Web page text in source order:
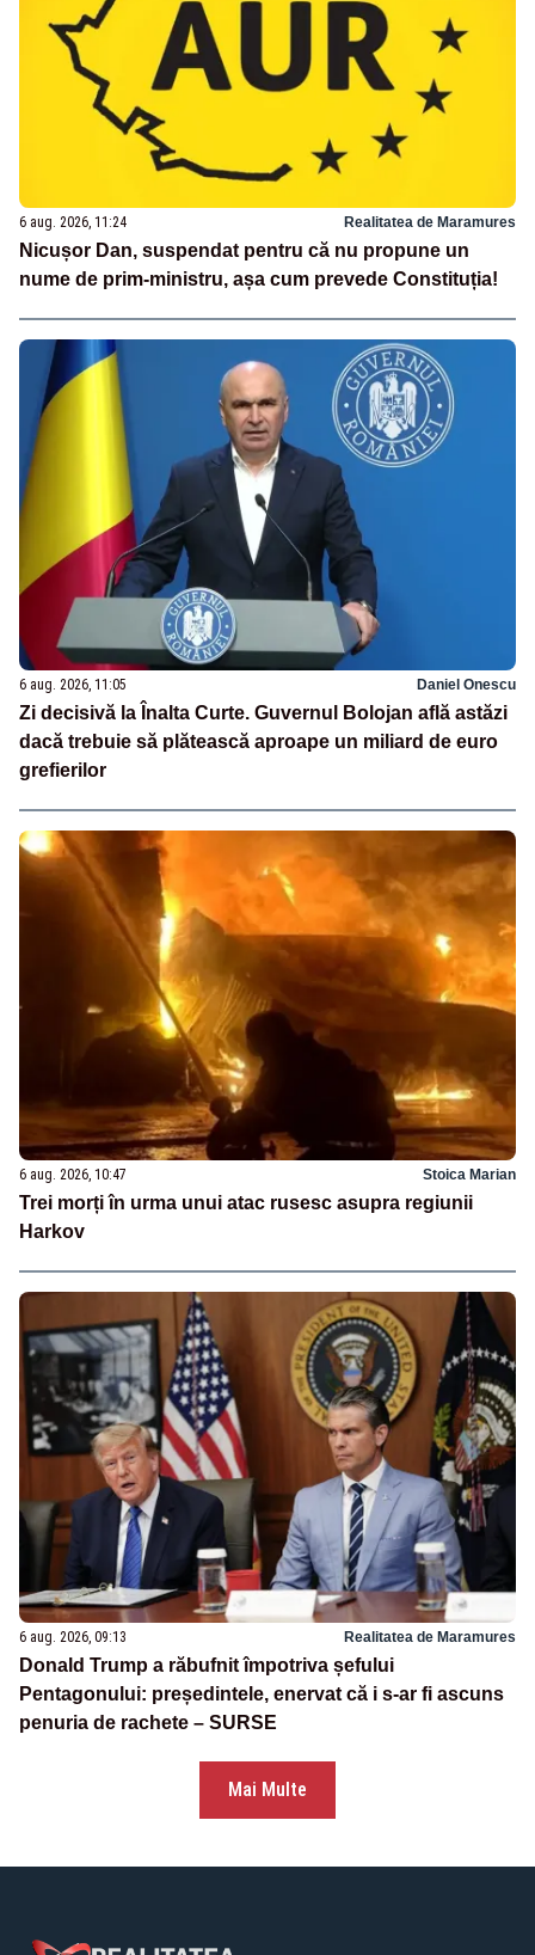
6 aug. 2026, 11:24 Realitatea de Maramures
Nicușor Dan, suspendat pentru că nu propune un
nume de prim-ministru, așa cum prevede Constituția!
6 aug. 2026, 11:05 Daniel Onescu
Zi decisivă la Înalta Curte. Guvernul Bolojan află astăzi
dacă trebuie să plătească aproape un miliard de euro
grefierilor
6 aug. 2026, 10:47 Stoica Marian
Trei morți în urma unui atac rusesc asupra regiunii
Harkov
6 aug. 2026, 09:13 Realitatea de Maramures
Donald Trump a răbufnit împotriva șefului
Pentagonului: președintele, enervat că i s-ar fi ascuns
penuria de rachete – SURSE
Mai Multe